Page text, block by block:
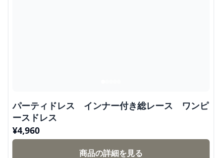
パーティドレス インナー付き総レース ワンピ
ースドレス
¥4,960
商品の詳細を見る